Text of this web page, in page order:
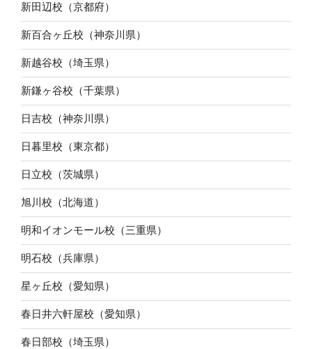
新田辺校（京都府）
新百合ヶ丘校（神奈川県）
新越谷校（埼玉県）
新鎌ヶ谷校（千葉県）
日吉校（神奈川県）
日暮里校（東京都）
日立校（茨城県）
旭川校（北海道）
明和イオンモール校（三重県）
明石校（兵庫県）
星ヶ丘校（愛知県）
春日井六軒屋校（愛知県）
春日部校（埼玉県）